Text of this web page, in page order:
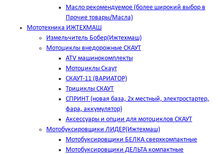
Масло рекомендуемое (более широкий выбор в
Прочие товары/Масла)
Мототехника ИЖТЕХМАШ
Измельчитель Бобер(Ижтехмаш)
Мотоциклы внедорожные СКАУТ
ATV машинокомплекты
Мотоциклы Скаут
СКАУТ-11 (ВАРИАТОР)
Трициклы СКАУТ
СПРИНТ (новая база, 2х местный, электростартер,
фара, аккумулятор)
Аксессуары и опции для мотоциклов СКАУТ
Мотобуксировщики ЛИДЕР(Ижтехмаш)
Мотобуксировщики БЕЛКА сверхкомпактные
Мотобуксировщики ДЕЛЬТА компактные